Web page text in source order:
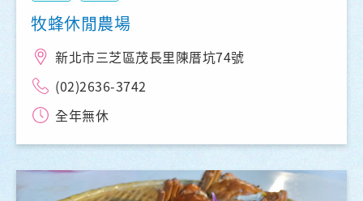
牧蜂休閒農場
新北市三芝區茂長里陳厝坑74號
(02)2636-3742
全年無休